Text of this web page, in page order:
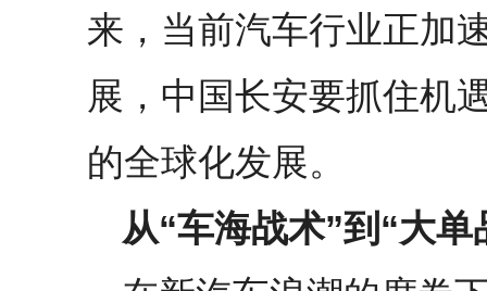
来，当前汽车行业正加
展，中国长安要抓住机
的全球化发展。
从“车海战术”到“大单